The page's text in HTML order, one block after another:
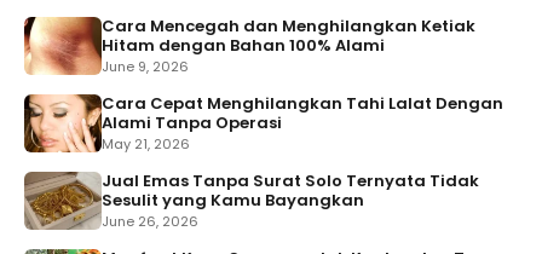
Cara Mencegah dan Menghilangkan Ketiak
Hitam dengan Bahan 100% Alami
June 9, 2026
Cara Cepat Menghilangkan Tahi Lalat Dengan
Alami Tanpa Operasi
May 21, 2026
Jual Emas Tanpa Surat Solo Ternyata Tidak
Sesulit yang Kamu Bayangkan
June 26, 2026